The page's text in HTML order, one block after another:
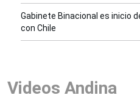
Gabinete Binacional es inicio
con Chile
Videos Andina